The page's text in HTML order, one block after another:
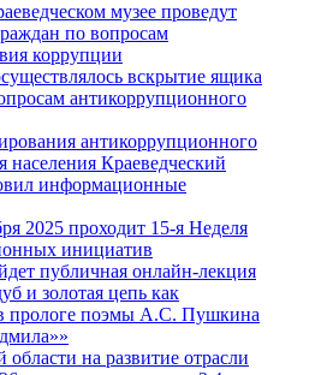
музее проведут
по вопросам
коррупции
вскрытие ящика
антикоррупционного
антикоррупционного
населения Краеведческий
информационные
2025 проходит 15-я Неделя
инициатив
публичная онлайн-лекция
и золотая цепь как
прологе поэмы А.С. Пушкина
области на развитие отрасли